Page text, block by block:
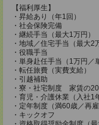
【福利厚生】
・昇給あり（年1回）
・社会保険完備
・継続手当（最大1万円）
・地域／住宅手当（最大2
・役職手当
・単身赴任手当（1万円／
・転任旅費（実費支給）
・引越補助
・寮・社宅制度 家賃の
・育児・介護休業（入社1
・定年制度（満60歳／再
・キックオフ